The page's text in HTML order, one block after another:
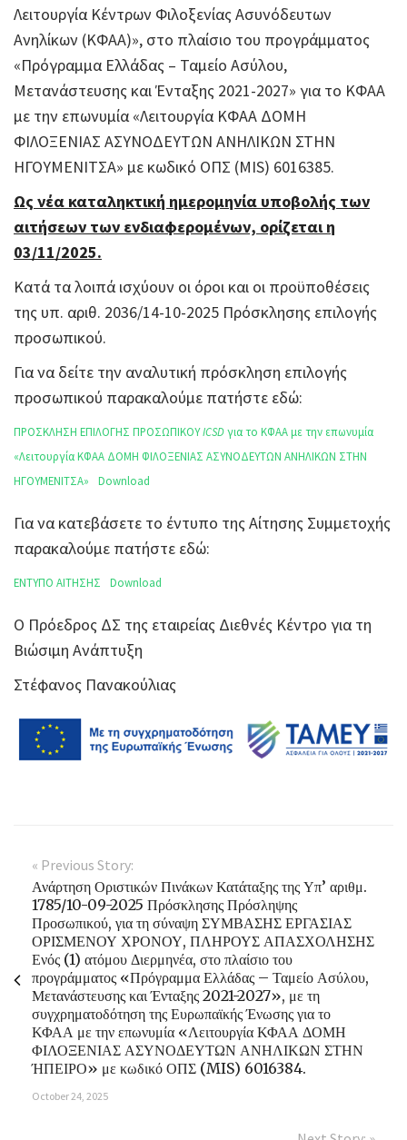
Λειτουργία Κέντρων Φιλοξενίας Ασυνόδευτων
Ανηλίκων (ΚΦΑΑ)», στο πλαίσιο του προγράμματος
«Πρόγραμμα Ελλάδας – Ταμείο Ασύλου,
Μετανάστευσης και Ένταξης 2021-2027» για το ΚΦΑΑ
με την επωνυμία «Λειτουργία ΚΦΑΑ ΔΟΜΗ
ΦΙΛΟΞΕΝΙΑΣ ΑΣΥΝΟΔΕΥΤΩΝ ΑΝΗΛΙΚΩΝ ΣΤΗΝ
ΗΓΟΥΜΕΝΙΤΣΑ» με κωδικό ΟΠΣ (MIS) 6016385.
Ως νέα καταληκτική ημερομηνία υποβολής των
αιτήσεων των ενδιαφερομένων, ορίζεται η
03/11/2025.
Κατά τα λοιπά ισχύουν οι όροι και οι προϋποθέσεις
της υπ. αριθ. 2036/14-10-2025 Πρόσκλησης επιλογής
προσωπικού.
Για να δείτε την αναλυτική πρόσκληση επιλογής
προσωπικού παρακαλούμε πατήστε εδώ:
ΠΡΟΣΚΛΗΣΗ ΕΠΙΛΟΓΗΣ ΠΡΟΣΩΠΙΚΟΥICSDγια το ΚΦΑΑ με την επωνυμία
«Λειτουργία ΚΦΑΑ ΔΟΜΗ ΦΙΛΟΞΕΝΙΑΣ ΑΣΥΝΟΔΕΥΤΩΝ ΑΝΗΛΙΚΩΝ ΣΤΗΝ
ΗΓΟΥΜΕΝΙΤΣΑ»
Download
Για να κατεβάσετε το έντυπο της Αίτησης Συμμετοχής
παρακαλούμε πατήστε εδώ:
ΕΝΤΥΠΟ ΑΙΤΗΣΗΣ Download
Ο Πρόεδρος ΔΣ της εταιρείας Διεθνές Κέντρο για τη
Βιώσιμη Ανάπτυξη
Στέφανος Πανακούλιας
« Previous Story:
Ανάρτηση Οριστικών Πινάκων Κατάταξης της Υπ’ αριθμ.
1785/10-09-2025 Πρόσκλησης Πρόσληψης
Προσωπικού, για τη σύναψη ΣΥΜΒΑΣΗΣ ΕΡΓΑΣΙΑΣ
ΟΡΙΣΜΕΝΟΥ ΧΡΟΝΟΥ, ΠΛΗΡΟΥΣ ΑΠΑΣΧΟΛΗΣΗΣ
Ενός (1) ατόμου Διερμηνέα, στο πλαίσιο του
προγράμματος «Πρόγραμμα Ελλάδας – Ταμείο Ασύλου,
Μετανάστευσης και Ένταξης 2021-2027», με τη
συγχρηματοδότηση της Ευρωπαϊκής Ένωσης για το
ΚΦΑΑ με την επωνυμία «Λειτουργία ΚΦΑΑ ΔΟΜΗ
ΦΙΛΟΞΕΝΙΑΣ ΑΣΥΝΟΔΕΥΤΩΝ ΑΝΗΛΙΚΩΝ ΣΤΗΝ
ΉΠΕΙΡΟ» με κωδικό ΟΠΣ (MIS) 6016384.
October 24, 2025